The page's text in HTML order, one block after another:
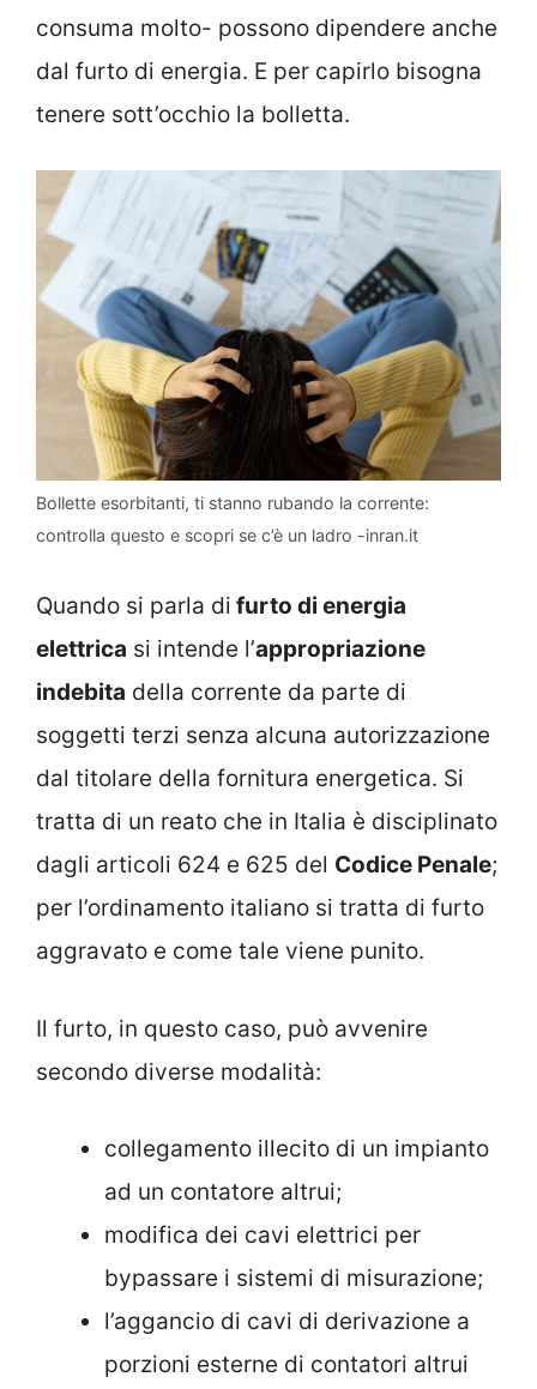
consuma molto- possono dipendere anche
dal furto di energia. E per capirlo bisogna
tenere sott’occhio la bolletta.
Bollette esorbitanti, ti stanno rubando la corrente:
controlla questo e scopri se c’è un ladro -inran.it
Quando si parla di furto di energia
elettrica si intende l’appropriazione
indebita della corrente da parte di
soggetti terzi senza alcuna autorizzazione
dal titolare della fornitura energetica. Si
tratta di un reato che in Italia è disciplinato
dagli articoli 624 e 625 del Codice Penale;
per l’ordinamento italiano si tratta di furto
aggravato e come tale viene punito.
Il furto, in questo caso, può avvenire
secondo diverse modalità:
collegamento illecito di un impianto
ad un contatore altrui;
modifica dei cavi elettrici per
bypassare i sistemi di misurazione;
l’aggancio di cavi di derivazione a
porzioni esterne di contatori altrui